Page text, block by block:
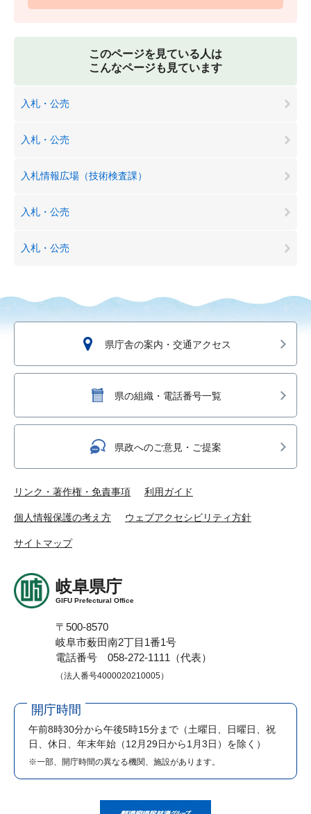
このページを見ている人は
こんなページも見ています
入札・公売
入札・公売
入札情報広場（技術検査課）
入札・公売
入札・公売
県庁舎の案内・交通アクセス
県の組織・電話番号一覧
県政へのご意見・ご提案
リンク・著作権・免責事項 利用ガイド
個人情報保護の考え方 ウェブアクセシビリティ方針
サイトマップ
岐阜県庁
GIFU Prefectural Office
〒500-8570
岐阜市薮田南2丁目1番1号
電話番号 058-272-1111（代表）
（法人番号4000020210005）
開庁時間
午前8時30分から午後5時15分まで （土曜日、日曜日、祝
日、休日、年末年始（12月29日から1月3日）を除く）
※一部、開庁時間の異なる機関、施設があります。